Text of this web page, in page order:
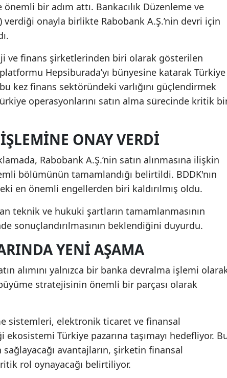
bir adım attı. Bankacılık Düzenleme ve
onayla birlikte Rabobank A.Ş.’nin devri için
ve finans şirketlerinden biri olarak gösterilen
Hepsiburada’yı bünyesine katarak Türkiye
kez finans sektöründeki varlığını güçlendirmek
operasyonlarını satın alma sürecinde kritik
ONAY VERDI
Rabobank A.Ş.’nin satın alınmasına ilişkin
bölümünün tamamlandığı belirtildi. BDDK'nın
en önemli engellerden biri kaldırılmış oldu.
teknik ve hukuki şartların tamamlanmasının
sonuçlandırılmasının beklendiğini duyurdu.
YENI AŞAMA
alımını yalnızca bir banka devralma işlemi
stratejisinin önemli bir parçası olarak
sistemleri, elektronik ticaret ve finansal
Türkiye pazarına taşımayı hedefliyor.
sağlayacağı avantajların, şirketin finansal
rol oynayacağı belirtiliyor.